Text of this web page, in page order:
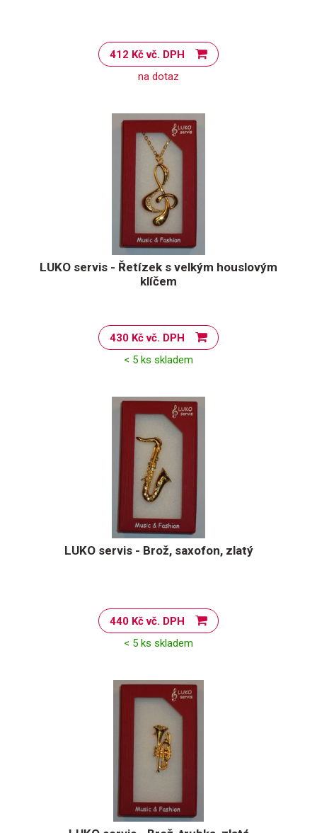
412 Kč vč. DPH
na dotaz
LUKO servis - Řetízek s velkým houslovým
klíčem
430 Kč vč. DPH
< 5 ks skladem
LUKO servis - Brož, saxofon, zlatý
440 Kč vč. DPH
< 5 ks skladem